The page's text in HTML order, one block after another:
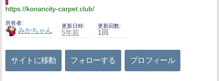
https://konancity-carpet.club/
所有者
みかちゃん
更新日時
5年前
更新回数
1回
サイトに移動 フォローする プロフィール